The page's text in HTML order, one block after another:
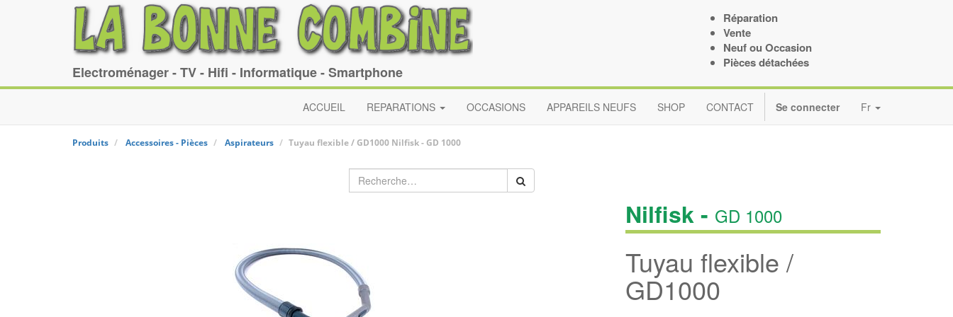
Electroménager - TV - Hifi - Informatique - Smartphone
Réparation
Vente
Neuf ou Occasion
Pièces détachées
ACCUEIL REPARATIONS OCCASIONS APPAREILS NEUFS SHOP CONTACT Se connecter Fr
Produits Accessoires - Pièces Aspirateurs Tuyau flexible / GD1000 Nilfisk- GD 1000
Nilfisk - GD 1000
Tuyau flexible /
GD1000